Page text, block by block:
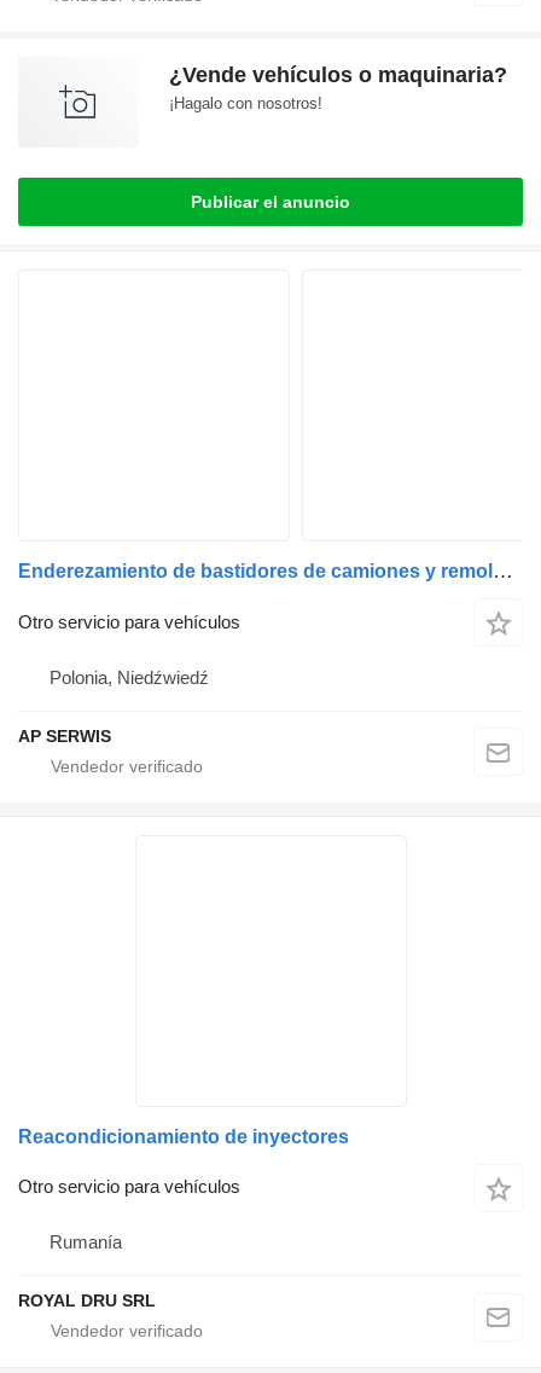
¿Vende vehículos o maquinaria?
¡Hagalo con nosotros!
Publicar el anuncio
Enderezamiento de bastidores de camiones y remolques. Ajuste de daños, reparación de accidentes
Otro servicio para vehículos
Polonia, Niedźwiedź
AP SERWIS
Reacondicionamiento de inyectores
Otro servicio para vehículos
Rumanía
ROYAL DRU SRL